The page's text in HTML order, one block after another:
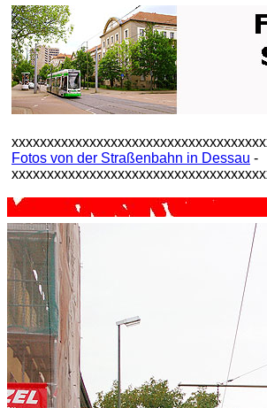
Fotos von der Straßenbahn in Dessau -